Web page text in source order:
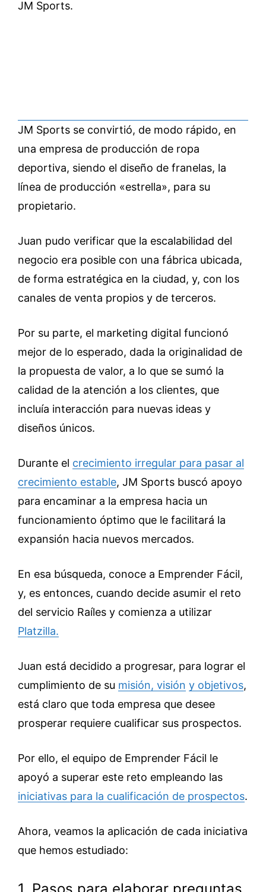
JM Sports.
JM Sports se convirtió, de modo rápido, en
una empresa de producción de ropa
deportiva, siendo el diseño de franelas, la
línea de producción «estrella», para su
propietario.
Juan pudo verificar que la escalabilidad del
negocio era posible con una fábrica ubicada,
de forma estratégica en la ciudad, y, con los
canales de venta propios y de terceros.
Por su parte, el marketing digital funcionó
mejor de lo esperado, dada la originalidad de
la propuesta de valor, a lo que se sumó la
calidad de la atención a los clientes, que
incluía interacción para nuevas ideas y
diseños únicos.
Durante el crecimiento irregular para pasar al
crecimiento estable, JM Sports buscó apoyo
para encaminar a la empresa hacia un
funcionamiento óptimo que le facilitará la
expansión hacia nuevos mercados.
En esa búsqueda, conoce a Emprender Fácil,
y, es entonces, cuando decide asumir el reto
del servicio Raíles y comienza a utilizar
Platzilla.
Juan está decidido a progresar, para lograr el
cumplimiento de su misión, visión y objetivos,
está claro que toda empresa que desee
prosperar requiere cualificar sus prospectos.
Por ello, el equipo de Emprender Fácil le
apoyó a superar este reto empleando las
iniciativas para la cualificación de prospectos.
Ahora, veamos la aplicación de cada iniciativa
que hemos estudiado: